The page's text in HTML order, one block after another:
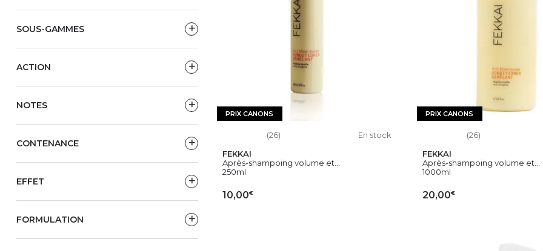
PRIX CANONS
(26)
En stock
FEKKAI
Après-shampoing volume et...
250ml
10,00€
PRIX CANONS
(26)
FEKKAI
Après-shampoing volume et...
1000ml
20,00€
SOUS-GAMMES
ACTION
NOTES
CONTENANCE
EFFET
FORMULATION